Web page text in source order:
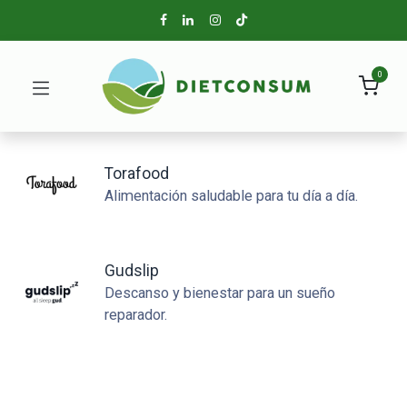
0
Torafood
Alimentación saludable para tu día a día.
Gudslip
Descanso y bienestar para un sueño
reparador.